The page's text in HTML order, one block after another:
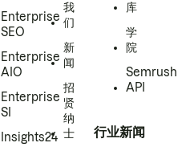
Enterprise
SEO
Enterprise
AIO
Enterprise
SI
Insights24
我
们
新
闻
招
贤
纳
士
库
学
院
Semrush
API
行业新闻